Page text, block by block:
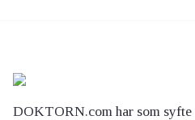
DOKTORN.com har som syfte